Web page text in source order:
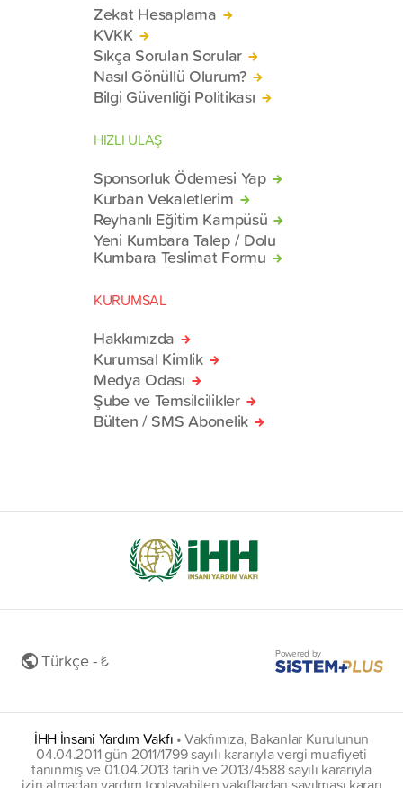
Zekat Hesaplama
KVKK
Sıkça Sorulan Sorular
Nasıl Gönüllü Olurum?
Bilgi Güvenliği Politikası
HIZLI ULAŞ
Sponsorluk Ödemesi Yap
Kurban Vekaletlerim
Reyhanlı Eğitim Kampüsü
Yeni Kumbara Talep / Dolu
Kumbara Teslimat Formu
KURUMSAL
Hakkımızda
Kurumsal Kimlik
Medya Odası
Şube ve Temsilcilikler
Bülten / SMS Abonelik
Türkçe - ₺ Powered by
İHH İnsani Yardım Vakfı •Vakfımıza, Bakanlar Kurulunun
04.04.2011 gün 2011/1799 sayılı kararıyla vergi muafiyeti
tanınmış ve 01.04.2013 tarih ve 2013/4588 sayılı kararıyla